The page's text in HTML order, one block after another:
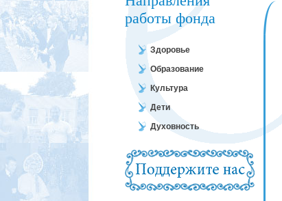
работы фонда
Здоровье
Образование
Культура
Дети
Духовность